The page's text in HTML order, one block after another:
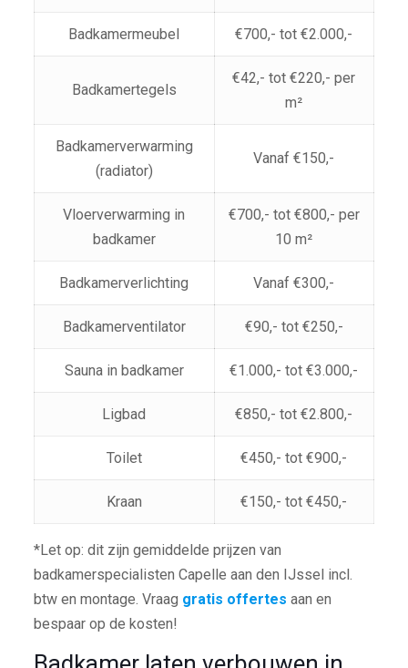
Badkamermeubel €700,- tot €2.000,-
Badkamertegels
€42,- tot €220,- per
m²
Badkamerverwarming
(radiator)
Vanaf €150,-
Vloerverwarming in
badkamer
€700,- tot €800,- per
10 m²
Badkamerverlichting Vanaf €300,-
Badkamerventilator €90,- tot €250,-
Sauna in badkamer €1.000,- tot €3.000,-
Ligbad €850,- tot €2.800,-
Toilet €450,- tot €900,-
Kraan €150,- tot €450,-
*Let op: dit zijn gemiddelde prijzen van
badkamerspecialisten Capelle aan den IJssel incl.
btw en montage. Vraag gratis offertes aan en
bespaar op de kosten!